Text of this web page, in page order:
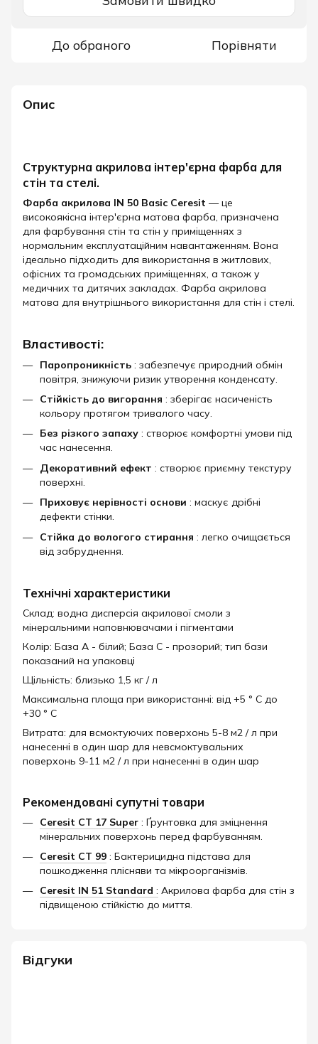
До обраного Порівняти
Опис
Структурна акрилова інтер'єрна фарба для
стін та стелі.
Фарба акрилова IN 50 Basic Ceresit — це
високоякісна інтер'єрна матова фарба, призначена
для фарбування стін та стін у приміщеннях з
нормальним експлуатаційним навантаженням. Вона
ідеально підходить для використання в житлових,
офісних та громадських приміщеннях, а також у
медичних та дитячих закладах. Фарба акрилова
матова для внутрішнього використання для стін і стелі.
Властивості:
Паропроникність : забезпечує природний обмін
повітря, знижуючи ризик утворення конденсату.
Стійкість до вигорання : зберігає насиченість
кольору протягом тривалого часу.
Без різкого запаху : створює комфортні умови під
час нанесення.
Декоративний ефект : створює приємну текстуру
поверхні.
Приховує нерівності основи : маскує дрібні
дефекти стінки.
Стійка до вологого стирання : легко очищається
від забруднення.
Технічні характеристики
Склад: водна дисперсія акрилової смоли з
мінеральними наповнювачами і пігментами
Колір: База А - білий; База С - прозорий; тип бази
показаний на упаковці
Щільність: близько 1,5 кг / л
Максимальна площа при використанні: від +5 ° С до
+30 ° С
Витрата: для всмоктуючих поверхонь 5-8 м2 / л при
нанесенні в один шар для невсмоктувальних
поверхонь 9-11 м2 / л при нанесенні в один шар
Рекомендовані супутні товари
Ceresit CT 17 Super : Ґрунтовка для зміцнення
мінеральних поверхонь перед фарбуванням.
Ceresit CT 99 : Бактерицидна підстава для
пошкодження плісняви ​​та мікроорганізмів.
Ceresit IN 51 Standard : Акрилова фарба для стін з
підвищеною стійкістю до миття.
Відгуки